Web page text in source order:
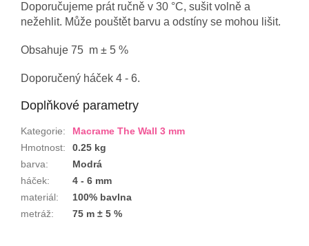
Doporučujeme prát ručně v 30 °C, sušit volně a
nežehlit. Může pouštět barvu a odstíny se mohou lišit.
Obsahuje 75 m ± 5 %
Doporučený háček 4 - 6.
Doplňkové parametry
Kategorie:
Macrame The Wall 3 mm
Hmotnost:
0.25 kg
barva:
Modrá
háček:
4 - 6 mm
materiál:
100% bavlna
metráž: 75 m ± 5 %